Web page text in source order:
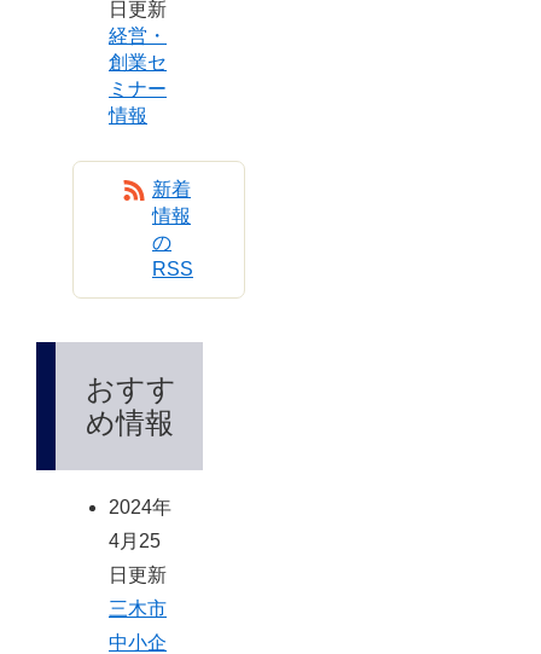
日更新
経営・
創業セ
ミナー
情報
新着
情報
の
RSS
おすす
め情報
2024年
4月25
日更新
三木市
中小企